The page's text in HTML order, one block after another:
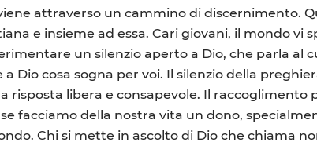
attraverso un cammino di discernimento.
e insieme ad essa. Cari giovani, il mondo
un silenzio aperto a Dio, che parla al
Dio cosa sogna per voi. Il silenzio della
risposta libera e consapevole. Il
facciamo della nostra vita un dono,
Chi si mette in ascolto di Dio che chiama